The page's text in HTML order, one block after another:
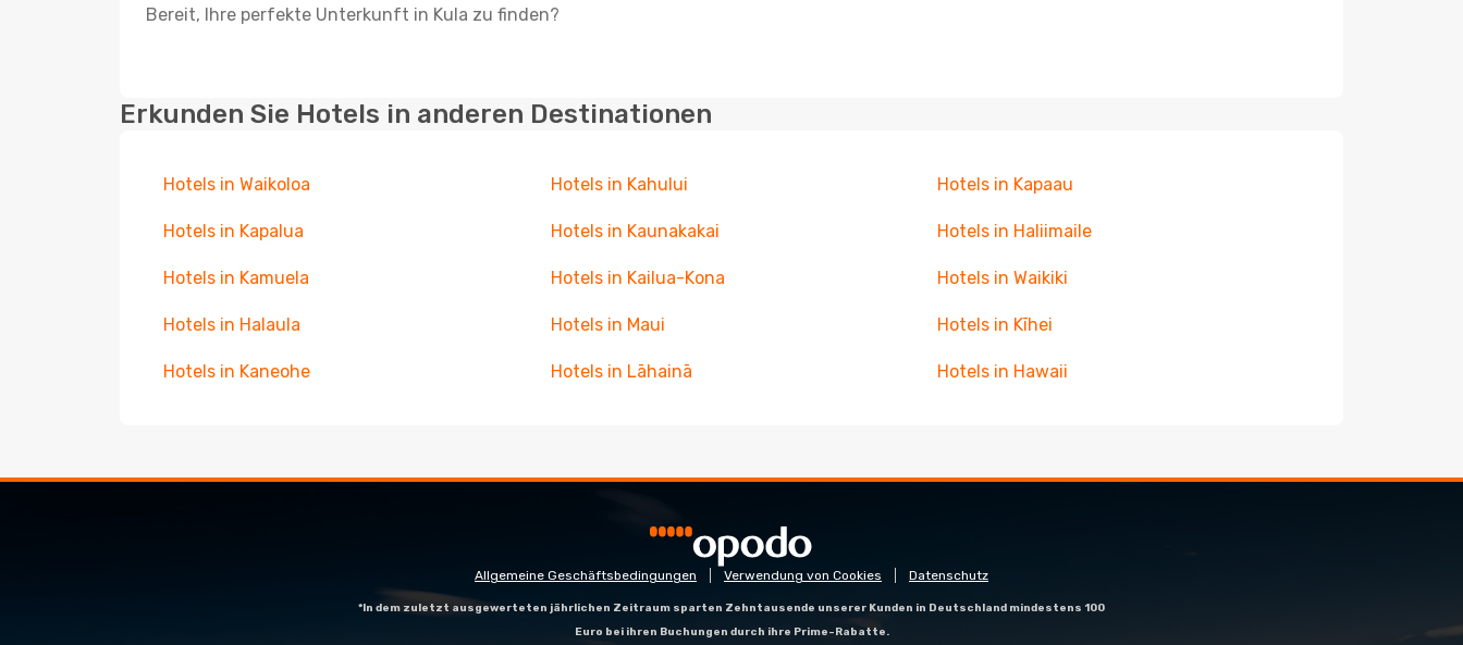
Bereit, Ihre perfekte Unterkunft in Kula zu finden?
Erkunden Sie Hotels in anderen Destinationen
Hotels in Waikoloa Hotels in Kahului Hotels in Kapaau
Hotels in Kapalua Hotels in Kaunakakai Hotels in Haliimaile
Hotels in Kamuela Hotels in Kailua-Kona Hotels in Waikiki
Hotels in Halaula Hotels in Maui Hotels in Kīhei
Hotels in Kaneohe Hotels in Lāhainā Hotels in Hawaii
Allgemeine Geschäftsbedingungen Verwendung von Cookies Datenschutz
*In dem zuletzt ausgewerteten jährlichen Zeitraum sparten Zehntausende unserer Kunden in Deutschland mindestens 100
Euro bei ihren Buchungen durch ihre Prime-Rabatte.